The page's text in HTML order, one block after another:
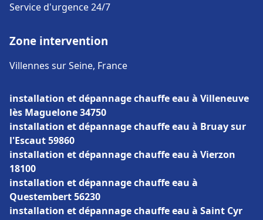
Service d'urgence 24/7
Zone intervention
Villennes sur Seine, France
installation et dépannage chauffe eau à Villeneuve
lès Maguelone 34750
installation et dépannage chauffe eau à Bruay sur
l'Escaut 59860
installation et dépannage chauffe eau à Vierzon
18100
installation et dépannage chauffe eau à
Questembert 56230
installation et dépannage chauffe eau à Saint Cyr